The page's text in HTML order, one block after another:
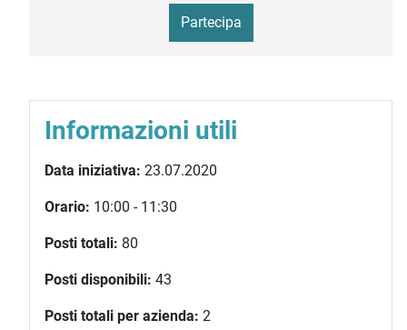
Partecipa
Informazioni utili
Data iniziativa: 23.07.2020
Orario: 10:00 - 11:30
Posti totali: 80
Posti disponibili: 43
Posti totali per azienda: 2